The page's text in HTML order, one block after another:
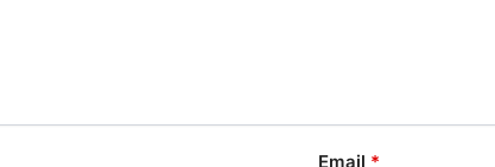
Email *